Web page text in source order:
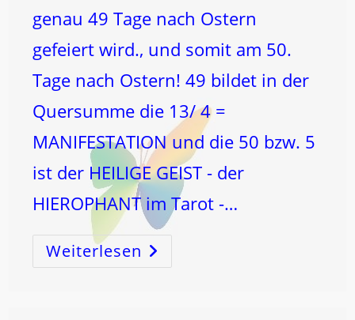
genau 49 Tage nach Ostern
gefeiert wird., und somit am 50.
Tage nach Ostern! 49 bildet in der
Quersumme die 13/ 4 =
MANIFESTATION und die 50 bzw. 5
ist der HEILIGE GEIST - der
HIEROPHANT im Tarot -…
Weiterlesen PFINGSTEN
Und
Der